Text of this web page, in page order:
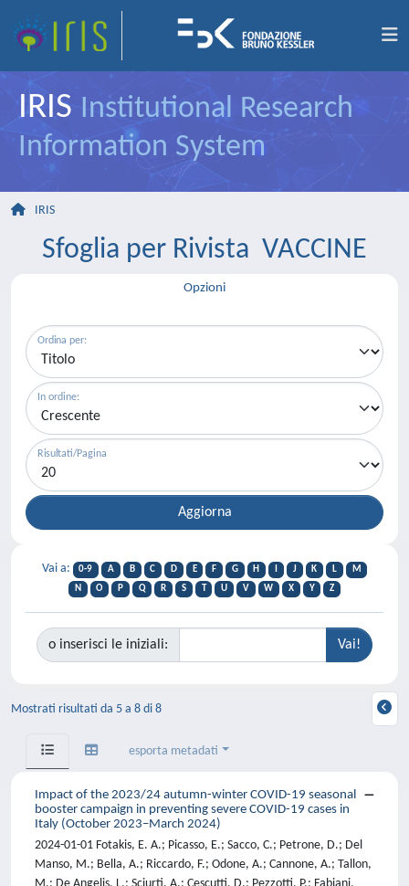
IRIS Institutional Research
Information System
IRIS
Sfoglia per Rivista VACCINE
Opzioni
Ordina per:
In ordine:
Risultati/Pagina
Vai a: 0-9 A B C D E F G H J K L
M
N
O P Q R S T U V W X Y Z
o inserisci le iniziali:
Mostrati risultati da 5 a 8 di 8
esporta metadati
Impact of the 2023/24 autumn-winter COVID-19 seasonal
booster campaign in preventing severe COVID-19 cases in
Italy (October 2023–March 2024)
2024-01-01 Fotakis, E. A.; Picasso, E.; Sacco, C.; Petrone, D.; Del
Manso, M.; Bella, A.; Riccardo, F.; Odone, A.; Cannone, A.; Tallon,